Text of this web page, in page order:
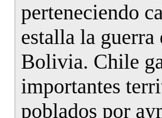
perteneciendo
estalla la
Bolivia. Chile
importantes
poblados por